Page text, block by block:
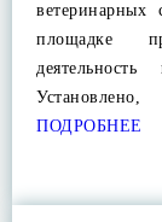
ветеринарных
площадке
ПОДРОБНЕЕ